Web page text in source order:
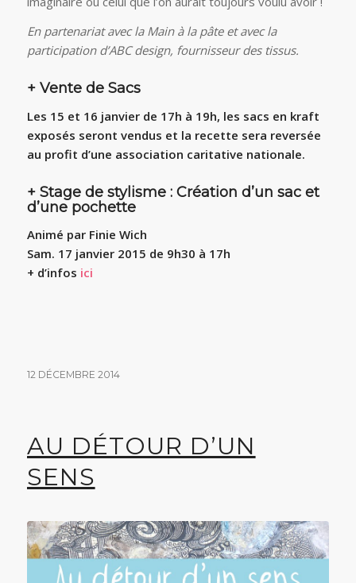
En partenariat avec la Main à la pâte et avec la
participation d’ABC design, fournisseur des tissus.
+ Vente de Sacs
Les 15 et 16 janvier de 17h à 19h, les sacs en kraft
exposés seront vendus et la recette sera reversée
au profit d’une association caritative nationale.
+ Stage de stylisme : Création d’un sac et
d’une pochette
Animé par Finie Wich
Sam. 17 janvier 2015 de 9h30 à 17h
+ d’infos ici
12 DÉCEMBRE 2014
AU DÉTOUR D’UN
SENS